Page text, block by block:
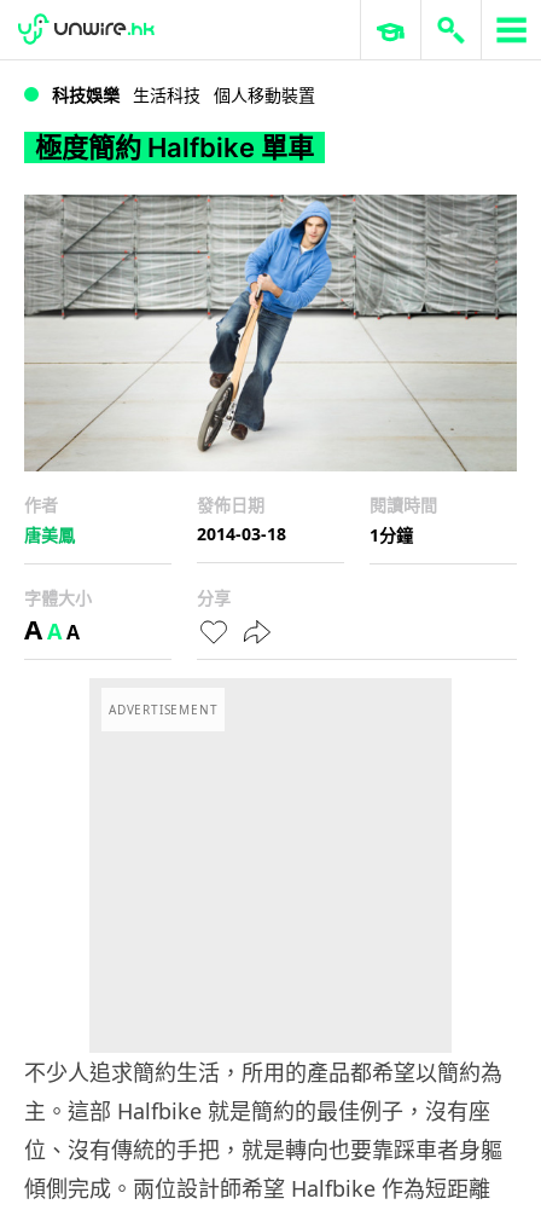
極度簡約 Halfbike 單車
WWDC 2026 ERP 與商業 AI
科技娛樂 生活科技 個人移動裝置
極度簡約 Halfbike 單車
作者
唐美鳳
發佈日期
2014-03-18
閱讀時間
1分鐘
字體大小
AAA
分享
ADVERTISEMENT
不少人追求簡約生活，所用的產品都希望以簡約為
主。這部 Halfbike 就是簡約的最佳例子，沒有座
位、沒有傳統的手把，就是轉向也要靠踩車者身軀
傾側完成。兩位設計師希望 Halfbike 作為短距離